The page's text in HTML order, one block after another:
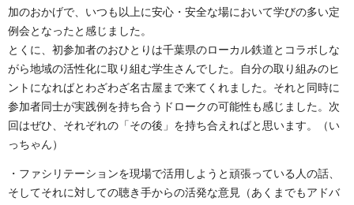
加のおかげで、いつも以上に安心・安全な場において学びの多い定
例会となったと感じました。
とくに、初参加者のおひとりは千葉県のローカル鉄道とコラボしな
がら地域の活性化に取り組む学生さんでした。自分の取り組みのヒ
ントになればとわざわざ名古屋まで来てくれました。それと同時に
参加者同士が実践例を持ち合うドロークの可能性も感じました。次
回はぜひ、それぞれの「その後」を持ち合えればと思います。（い
っちゃん）
・ファシリテーションを現場で活用しようと頑張っている人の話、
そしてそれに対しての聴き手からの活発な意見（あくまでもアドバ